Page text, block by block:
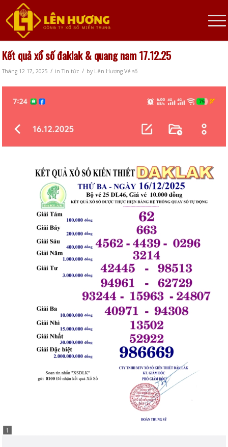
Kết quả xổ số đaklak & quang nam 17.12.25
Tháng 12 17, 2025 / inTin tức / by Lên Hương Vé số